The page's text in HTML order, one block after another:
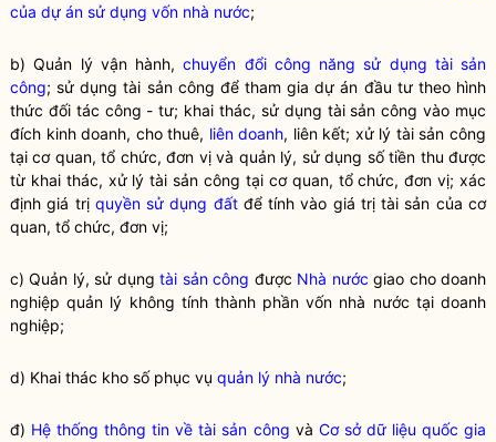
của dự án sử dụng vốn nhà nước;
b) Quản lý vận hành,chuyển đổi công năng sử dụng tài sản
công; sử dụng tài sản công để tham gia dự án đầu tư theo hình
thức đối tác công - tư; khai thác, sử dụng tài sản công vào mục
đích kinh doanh, cho thuê, liên doanh, liên kết; xử lý tài sản công
tại cơ quan, tổ chức, đơn vị và quản lý, sử dụng số tiền thu được
từ khai thác, xử lý tài sản công tại cơ quan, tổ chức, đơn vị; xác
định giá trị quyền sử dụng đấtđể tính vào giá trị tài sản của cơ
quan, tổ chức, đơn vị;
c) Quản lý, sử dụngtài sản công được Nhà nước giao cho doanh
nghiệp quản lý không tính thành phần vốn nhà nước tại doanh
nghiệp;
d) Khai thác kho số phục vụ quản lý nhà nước;
đ) Hệ thống thông tin về tài sản công và Cơ sở dữ liệu quốc gia